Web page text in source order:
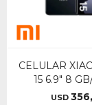
CELULAR
15 6.9" 8
USD